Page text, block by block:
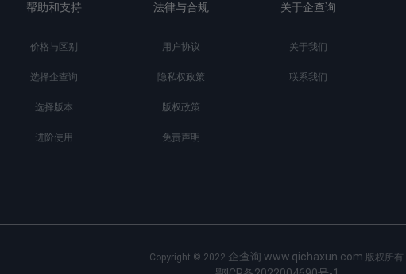
帮助和支持
价格与区别
选择企查询
选择版本
进阶使用
法律与合规
用户协议
隐私权政策
版权政策
免责声明
关于企查询
关于我们
联系我们
Copyright © 2022 企查询 www.qichaxun.com 版权所有.